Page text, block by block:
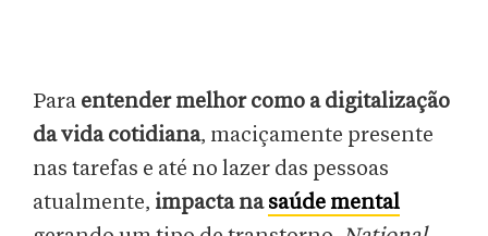
Para entender melhor como a digitalização
da vida cotidiana, maciçamente presente
nas tarefas e até no lazer das pessoas
atualmente, impacta nasaúde mental